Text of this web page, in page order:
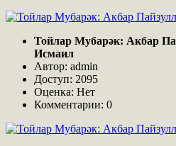
Тойлар Мубарәк: Акбар
Исмаил
Автор: admin
Доступ: 2095
Оценка: Нет
Комментарии: 0